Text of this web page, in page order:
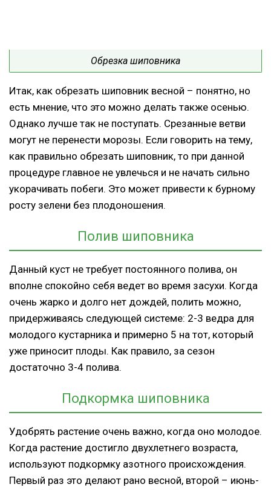
Обрезка шиповника
Итак, как обрезать шиповник весной – понятно, но
есть мнение, что это можно делать также осенью.
Однако лучше так не поступать. Срезанные ветви
могут не перенести морозы. Если говорить на тему,
как правильно обрезать шиповник, то при данной
процедуре главное не увлечься и не начать сильно
укорачивать побеги. Это может привести к бурному
росту зелени без плодоношения.
Полив шиповника
Данный куст не требует постоянного полива, он
вполне спокойно себя ведет во время засухи. Когда
очень жарко и долго нет дождей, полить можно,
придерживаясь следующей системе: 2-3 ведра для
молодого кустарника и примерно 5 на тот, который
уже приносит плоды. Как правило, за сезон
достаточно 3-4 полива.
Подкормка шиповника
Удобрять растение очень важно, когда оно молодое.
Когда растение достигло двухлетнего возраста,
используют подкормку азотного происхождения.
Первый раз это делают рано весной, второй – июнь-